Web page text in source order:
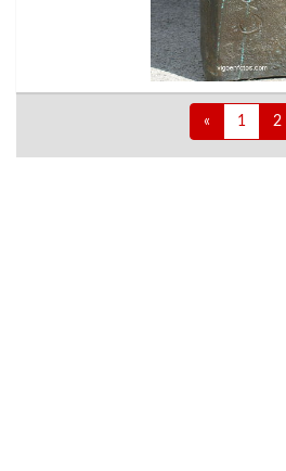
« 1 2